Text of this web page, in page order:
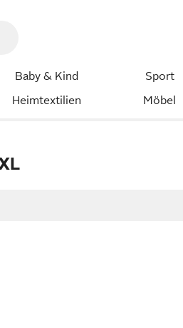
Baby & Kind Sport
Heimtextilien Möbel